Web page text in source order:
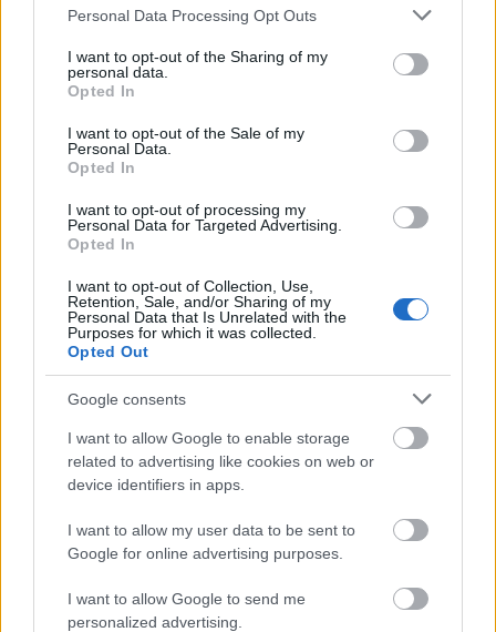
Please note that this website/app uses one or more Google
not limited to your visit or usage behaviour. You may click to
grant or deny consent to Google and its third-party tags to
use your data for below specified purposes in below Google
consent section.
Personal Data Processing Opt Outs
I want to opt-out of the Sharing of my
personal data.
Opted In
I want to opt-out of the Sale of my
Personal Data.
Opted In
I want to opt-out of processing my
Personal Data for Targeted Advertising.
Opted In
I want to opt-out of Collection, Use,
Retention, Sale, and/or Sharing of my
Personal Data that Is Unrelated with the
Purposes for which it was collected.
Opted Out
Google consents
I want to allow Google to enable storage
related to advertising like cookies on web or
device identifiers in apps.
I want to allow my user data to be sent to
Google for online advertising purposes.
I want to allow Google to send me
personalized advertising.
εσωτερικό, δημιουργώντας μια κοιλότητα. Τη
σάρκα δεν την πετάμε.
Βάζουμε τις μελιτζάνες σε ένα ταψί με λίγο λάδι και
για 20 λεπτά. Εν τω μεταξύ στραγγίζουμε τη σάρκα
για να φύγουν τα υγρά, τη βάζουμε σε ένα τηγάνι
με λίγο ελαιόλαδο και σοτάρουμε μαζί με το σκόρδο
για λίγα λεπτά. Αφαιρούμε το σκόρδο, ενώ
προσθέτουμε τον πελτέ και μαγειρεύουμε για
περίπου 10 λεπτά.